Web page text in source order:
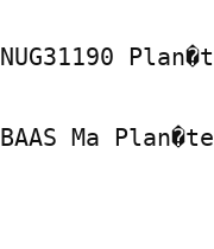
NUG31190
BAAS Ma